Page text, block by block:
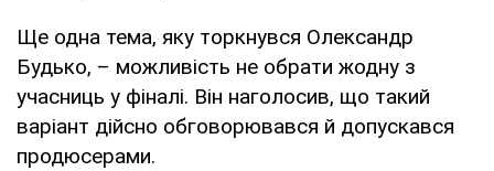
Ще одна тема, яку торкнувся Олександр
Будько, – можливість не обрати жодну з
учасниць у фіналі. Він наголосив, що такий
варіант дійсно обговорювався й допускався
продюсерами.